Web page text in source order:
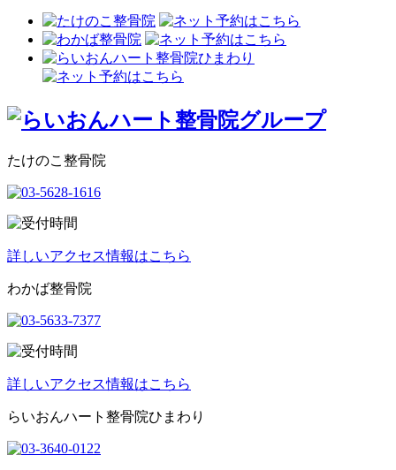
たけのこ整骨院
詳しいアクセス情報はこちら
わかば整骨院
詳しいアクセス情報はこちら
らいおんハート整骨院ひまわり